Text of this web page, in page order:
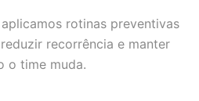
rotinas preventivas
recorrência e manter
o time muda.